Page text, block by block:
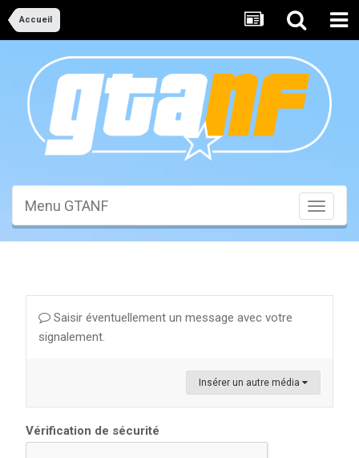
Accueil
Toggle
Menu GTANF
Saisir éventuellement un message avec votre
signalement.
Insérer un autre média
Vérification de sécurité